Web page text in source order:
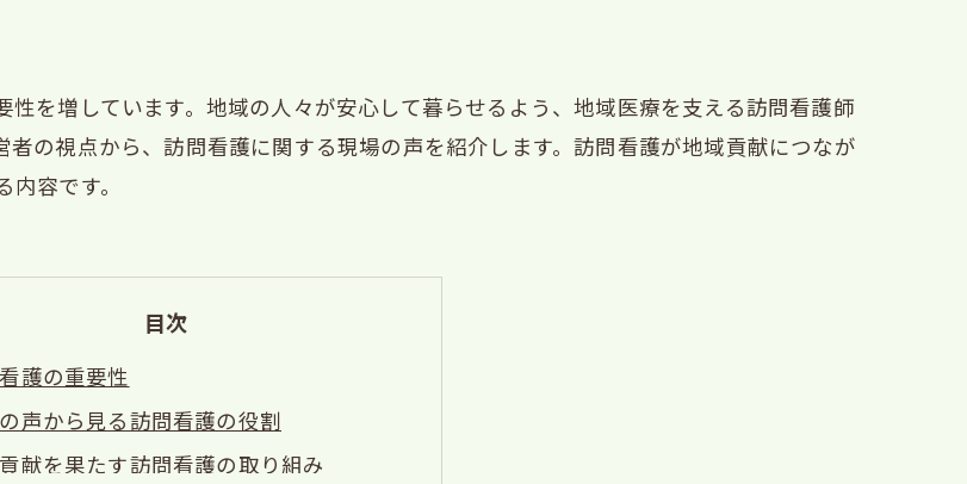
を増しています。地域の人々が安心して暮らせるよう、地域医療を支える訪問看護師
の視点から、訪問看護に関する現場の声を紹介します。訪問看護が地域貢献につなが
容です。
目次
護の重要性
声から見る訪問看護の役割
献を果たす訪問看護の取り組み